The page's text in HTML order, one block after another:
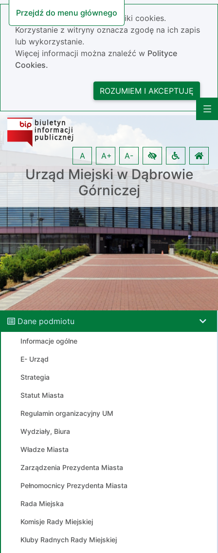
Przejdź do menu głównego
Nasza strona wykorzystuje pliki cookies.
Korzystanie z witryny oznacza zgodę na ich zapis
lub wykorzystanie.
Więcej informacji można znaleźć w Polityce
Cookies.
ROZUMIEM I AKCEPTUJĘ
Urząd Miejski w Dąbrowie
Górniczej
A A+ A-
Dane podmiotu
Informacje ogólne
E- Urząd
Strategia
Statut Miasta
Regulamin organizacyjny UM
Wydziały, Biura
Władze Miasta
Zarządzenia Prezydenta Miasta
Pełnomocnicy Prezydenta Miasta
Rada Miejska
Komisje Rady Miejskiej
Kluby Radnych Rady Miejskiej